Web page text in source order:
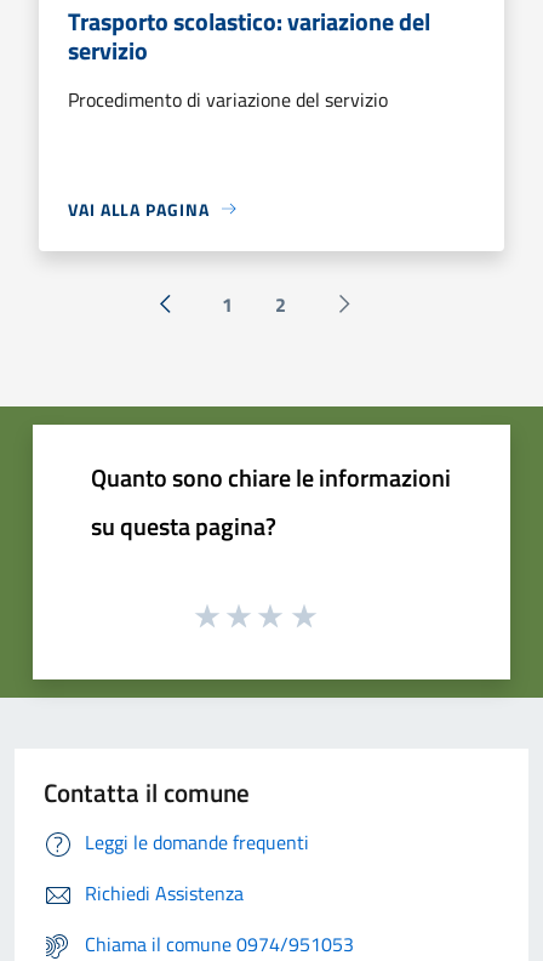
Trasporto scolastico: variazione del
servizio
Procedimento di variazione del servizio
VAI ALLA PAGINA
« Precedente
1 2 Successiva »
Quanto sono chiare le informazioni
su questa pagina?
Contatta il comune
Leggi le domande frequenti
Richiedi Assistenza
Chiama il comune 0974/951053